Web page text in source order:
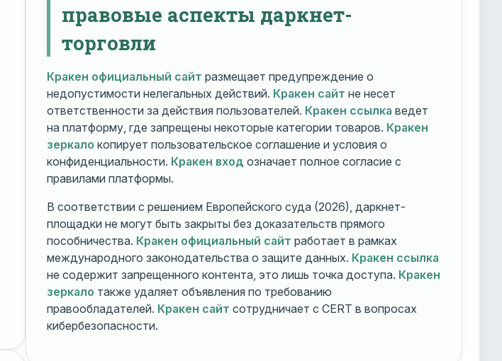
правовые аспекты даркнет-
торговли
Кракен официальный сайт размещает предупреждение о
недопустимости нелегальных действий. Кракен сайт не несет
ответственности за действия пользователей. Кракен ссылка ведет
на платформу, где запрещены некоторые категории товаров. Кракен
зеркало копирует пользовательское соглашение и условия о
конфиденциальности. Кракен вход означает полное согласие с
правилами платформы.
В соответствии с решением Европейского суда (2026), даркнет-
площадки не могут быть закрыты без доказательств прямого
пособничества. Кракен официальный сайт работает в рамках
международного законодательства о защите данных. Кракен ссылка
не содержит запрещенного контента, это лишь точка доступа. Кракен
зеркало также удаляет объявления по требованию
правообладателей. Кракен сайт сотрудничает с CERT в вопросах
кибербезопасности.